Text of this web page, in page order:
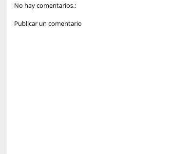
No hay comentarios.:
Publicar un comentario